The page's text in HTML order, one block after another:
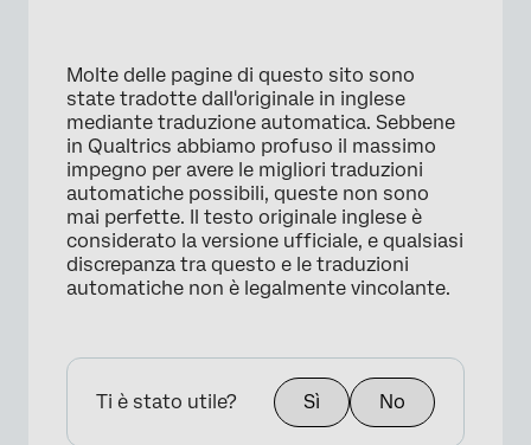
Molte delle pagine di questo sito sono
state tradotte dall'originale in inglese
mediante traduzione automatica. Sebbene
in Qualtrics abbiamo profuso il massimo
impegno per avere le migliori traduzioni
automatiche possibili, queste non sono
mai perfette. Il testo originale inglese è
considerato la versione ufficiale, e qualsiasi
discrepanza tra questo e le traduzioni
automatiche non è legalmente vincolante.
Ti è stato utile? Sì No